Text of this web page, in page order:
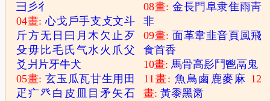
彐 彡彳
04畫:心戈 戶手支 攴文斗
斤方无 日 曰 月木 欠止 歹
殳毋 比毛 氏气水 火 爪父
爻 爿 片牙牛犬
05畫:玄玉 瓜瓦甘生用 田
疋 疒癶 白 皮 目矛 矢石
08畫: 金長門 阜隶隹雨靑
非
09畫: 面革韋韭音頁風飛
食首香
10畫:馬骨高髟 鬥鬯鬲 鬼
11畫: 魚鳥 鹵 鹿麥 麻 12
畫:黃黍黑黹